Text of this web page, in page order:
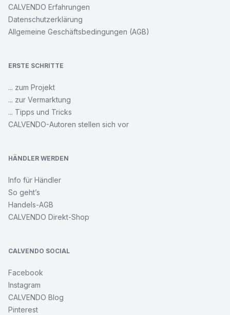
CALVENDO Erfahrungen
Datenschutzerklärung
Allgemeine Geschäftsbedingungen (AGB)
ERSTE SCHRITTE
... zum Projekt
... zur Vermarktung
... Tipps und Tricks
CALVENDO-Autoren stellen sich vor
HÄNDLER WERDEN
Info für Händler
So geht’s
Handels-AGB
CALVENDO Direkt-Shop
CALVENDO SOCIAL
Facebook
Instagram
CALVENDO Blog
Pinterest